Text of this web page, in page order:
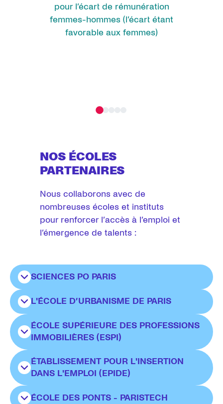
pour l’écart de rémunération
femmes-hommes (l’écart étant
favorable aux femmes)
NOS ÉCOLES
PARTENAIRES
Nous collaborons avec de
nombreuses écoles et instituts
pour renforcer l’accès à l’emploi et
l’émergence de talents :
SCIENCES PO PARIS
Sciences Po Parisest une université
spécialisée en sciences humaines et sociales
qui consacre 40 % de son budget à la
recherche.
Partenariat signé en février 2011.
L'ÉCOLE D’URBANISME DE PARIS
L'École d’urbanisme de Parisest issue de
l’union entre l’Institut d’urbanisme de Paris
(Université Paris Est Créteil) et l’Institut
français d’urbanisme (Université Paris Est
Partenariat signé en octobre 2011.
ÉCOLE SUPÉRIEURE DES PROFESSIONS
IMMOBILIÈRES (ESPI)
École supérieure des professions
immobilières (Espi)est soutenue par les
principales organisations professionnelles de
ÉTABLISSEMENT POUR L'INSERTION
DANS L'EMPLOI (EPIDE)
Établissement pour l'insertion dans l'emploi
ÉCOLE DES PONTS - PARISTECH